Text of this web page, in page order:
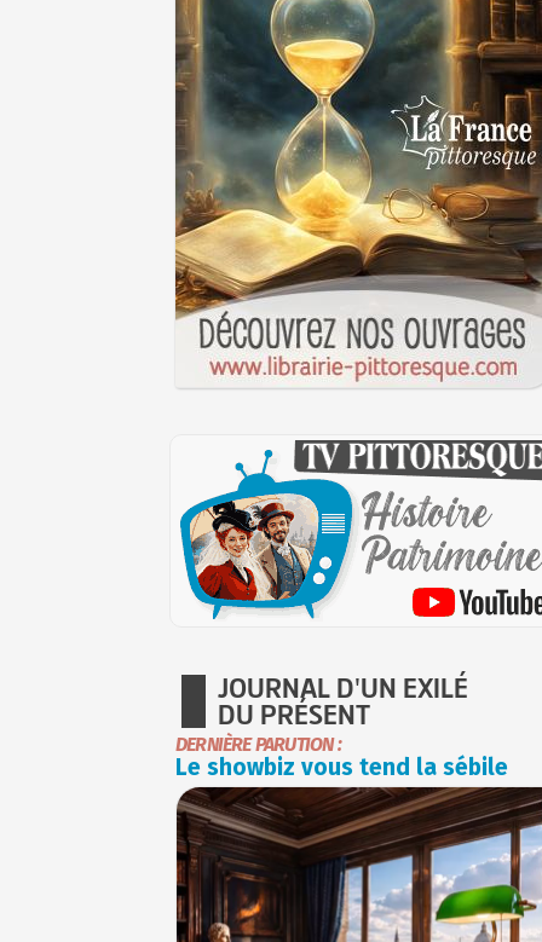
JOURNAL D'UN EXILÉ
DU PRÉSENT
DERNIÈRE PARUTION :
Le showbiz vous tend la sébile